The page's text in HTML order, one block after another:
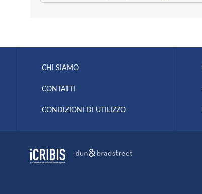
CHI SIAMO
CONTATTI
CONDIZIONI DI UTILIZZO